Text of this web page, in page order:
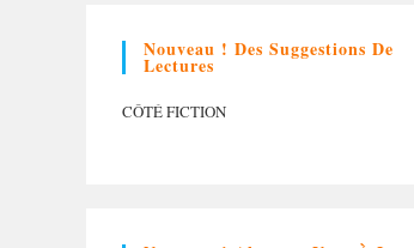
Nouveau ! Des Suggestions De
Lectures
CÔTÉ FICTION